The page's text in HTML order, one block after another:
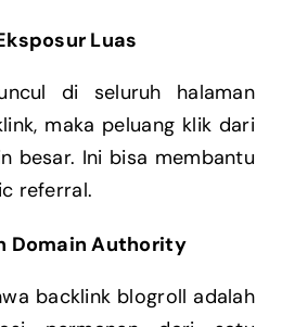
Luas
di seluruh halaman
maka peluang klik dari
besar. Ini bisa membantu
referral.
Domain Authority
backlink blogroll adalah